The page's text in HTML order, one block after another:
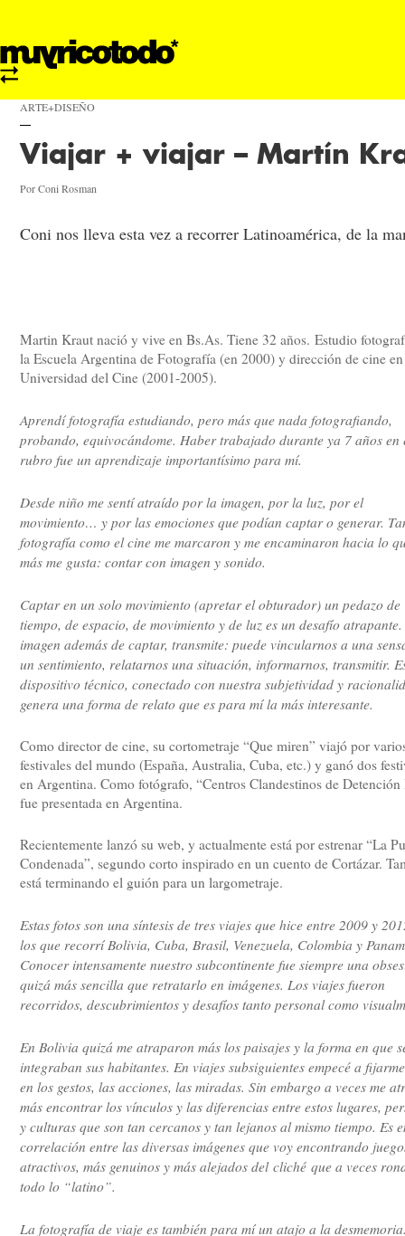
ARTE+DISEÑO
Viajar + viajar – Martín
Por Coni Rosman
Coni nos lleva esta vez a recorrer Latinoamérica, de la
Martin Kraut nació y vive en Bs.As. Tiene 32 años. Estudio
la Escuela Argentina de Fotografía (en 2000) y dirección de cine
Universidad del Cine (2001-2005).
Aprendí fotografía estudiando, pero más que nada fotografiando,
probando, equivocándome. Haber trabajado durante ya 7 años en
rubro fue un aprendizaje importantísimo para mí.
Desde niño me sentí atraído por la imagen, por la luz, por el
movimiento… y por las emociones que podían captar o generar.
fotografía como el cine me marcaron y me encaminaron hacia lo
más me gusta: contar con imagen y sonido.
Captar en un solo movimiento (apretar el obturador) un pedazo de
tiempo, de espacio, de movimiento y de luz es un desafío atrapante.
imagen además de captar, transmite: puede vincularnos a una
un sentimiento, relatarnos una situación, informarnos, transmitir.
dispositivo técnico, conectado con nuestra subjetividad y
genera una forma de relato que es para mí la más interesante.
Como director de cine, su cortometraje “Que miren” viajó por
festivales del mundo (España, Australia, Cuba, etc.) y ganó dos
en Argentina. Como fotógrafo, “Centros Clandestinos de Detención
fue presentada en Argentina.
Recientemente lanzó su web, y actualmente está por estrenar “La
Condenada”, segundo corto inspirado en un cuento de Cortázar.
está terminando el guión para un largometraje.
Estas fotos son una síntesis de tres viajes que hice entre 2009 y
los que recorrí Bolivia, Cuba, Brasil, Venezuela, Colombia y
Conocer intensamente nuestro subcontinente fue siempre una
quizá más sencilla que retratarlo en imágenes. Los viajes fueron
recorridos, descubrimientos y desafíos tanto personal como
En Bolivia quizá me atraparon más los paisajes y la forma en que
integraban sus habitantes. En viajes subsiguientes empecé a
en los gestos, las acciones, las miradas. Sin embargo a veces me
más encontrar los vínculos y las diferencias entre estos lugares,
y culturas que son tan cercanos y tan lejanos al mismo tiempo. Es
correlación entre las diversas imágenes que voy encontrando
atractivos, más genuinos y más alejados del cliché que a veces
todo lo “latino”.
La fotografía de viaje es también para mí un atajo a la